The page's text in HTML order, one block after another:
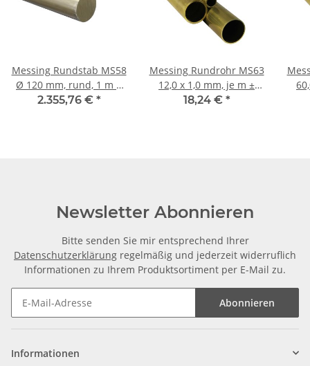
Messing Rundstab MS58
Ø 120 mm, rund, 1 m ±
5mm
2.355,76 € *
Messing Rundrohr MS63
12,0 x 1,0 mm, je m ±
5mm
18,24 € *
Newsletter Abonnieren
Bitte senden Sie mir entsprechend Ihrer
Datenschutzerklärung regelmäßig und jederzeit widerruflich
Informationen zu Ihrem Produktsortiment per E-Mail zu.
Abonnieren
Informationen